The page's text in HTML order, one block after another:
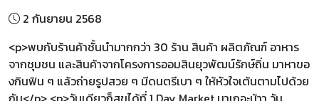
2 กันยายน 2568
<p>พบกับร้านค้าชั้นนำมากกว่า 30 ร้าน สินค้า ผลิตภัณฑ์ อาหาร
จากชุมชน และสินค้าจากโครงการออมสินยุวพัฒน์รักษ์ถิ่น มาหาขอ
งกินฟิน ๆ แล้วถ่ายรูปสวย ๆ มีดนตรีเบา ๆ ให้หัวใจเต้นตามไปด้วย